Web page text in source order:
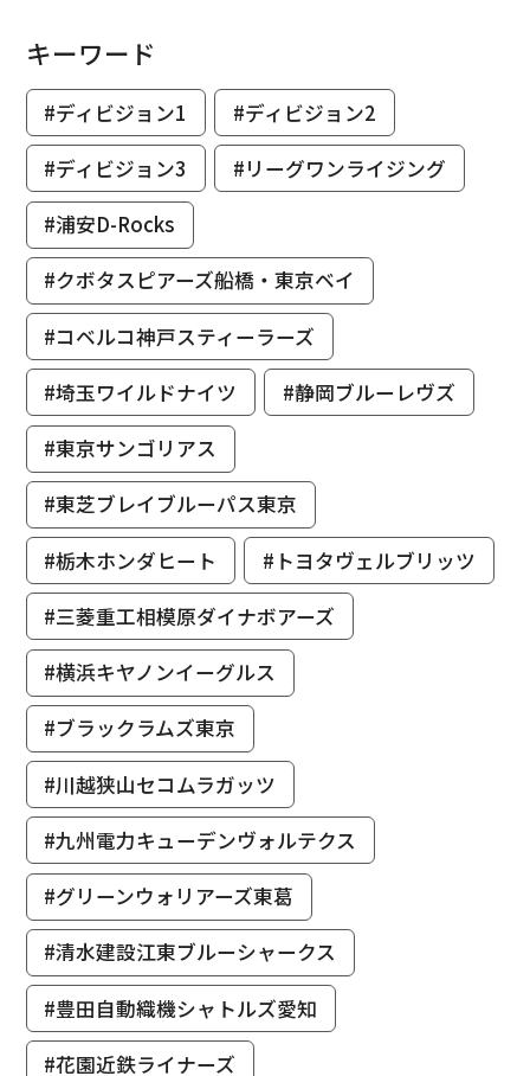
キーワード
#ディビジョン1
#ディビジョン2
#ディビジョン3
#リーグワンライジング
#浦安D-Rocks
#クボタスピアーズ船橋・東京ベイ
#コベルコ神戸スティーラーズ
#埼玉ワイルドナイツ
#静岡ブルーレヴズ
#東京サンゴリアス
#東芝ブレイブルーパス東京
#栃木ホンダヒート
#トヨタヴェルブリッツ
#三菱重工相模原ダイナボアーズ
#横浜キヤノンイーグルス
#ブラックラムズ東京
#川越狭山セコムラガッツ
#九州電力キューデンヴォルテクス
#グリーンウォリアーズ東葛
#清水建設江東ブルーシャークス
#豊田自動織機シャトルズ愛知
#花園近鉄ライナーズ